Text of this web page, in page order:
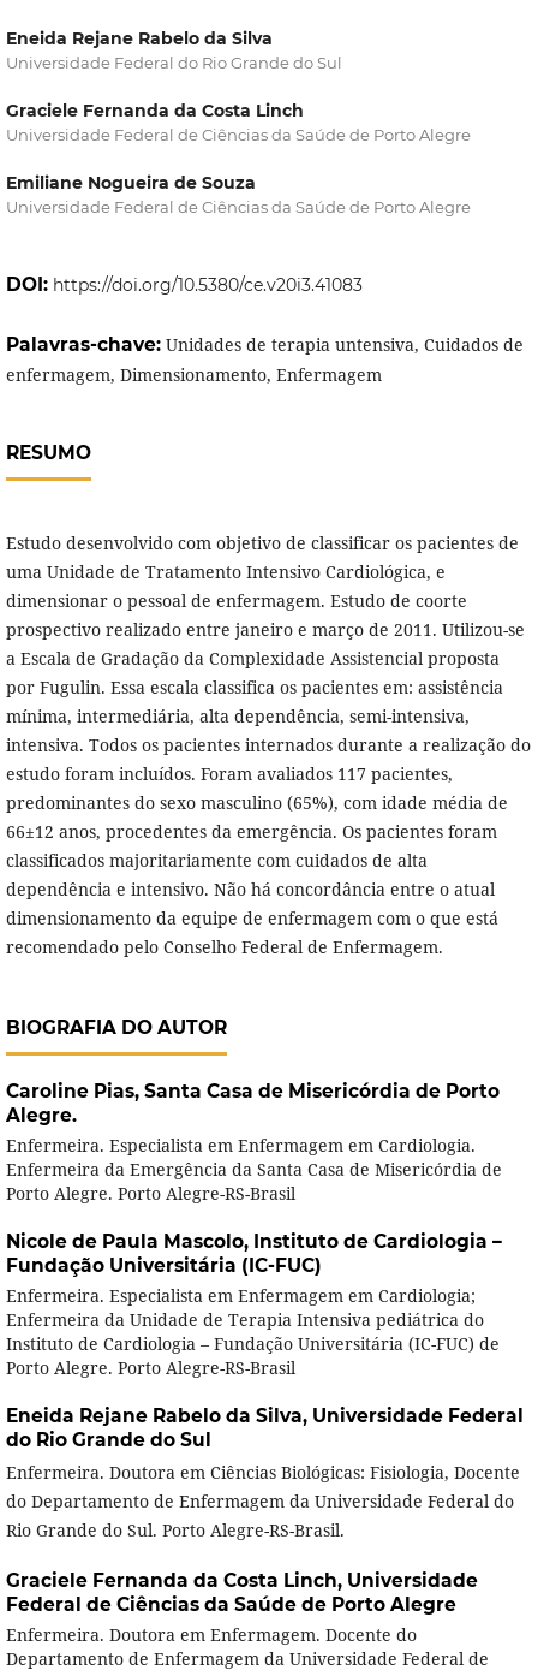
Eneida Rejane Rabelo da Silva
Universidade Federal do Rio Grande do Sul
Graciele Fernanda da Costa Linch
Universidade Federal de Ciências da Saúde de Porto Alegre
Emiliane Nogueira de Souza
Universidade Federal de Ciências da Saúde de Porto Alegre
DOI: https://doi.org/10.5380/ce.v20i3.41083
Palavras-chave: Unidades de terapia untensiva, Cuidados de
enfermagem, Dimensionamento, Enfermagem
RESUMO
Estudo desenvolvido com objetivo de classificar os pacientes de
uma Unidade de Tratamento Intensivo Cardiológica, e
dimensionar o pessoal de enfermagem. Estudo de coorte
prospectivo realizado entre janeiro e março de 2011. Utilizou-se
a Escala de Gradação da Complexidade Assistencial proposta
por Fugulin. Essa escala classifica os pacientes em: assistência
mínima, intermediária, alta dependência, semi-intensiva,
intensiva. Todos os pacientes internados durante a realização do
estudo foram incluídos. Foram avaliados 117 pacientes,
predominantes do sexo masculino (65%), com idade média de
66±12 anos, procedentes da emergência. Os pacientes foram
classificados majoritariamente com cuidados de alta
dependência e intensivo. Não há concordância entre o atual
dimensionamento da equipe de enfermagem com o que está
recomendado pelo Conselho Federal de Enfermagem.
BIOGRAFIA DO AUTOR
Caroline Pias, Santa Casa de Misericórdia de Porto
Alegre.
Enfermeira. Especialista em Enfermagem em Cardiologia.
Enfermeira da Emergência da Santa Casa de Misericórdia de
Porto Alegre. Porto Alegre-RS-Brasil
Nicole de Paula Mascolo, Instituto de Cardiologia –
Fundação Universitária (IC-FUC)
Enfermeira. Especialista em Enfermagem em Cardiologia;
Enfermeira da Unidade de Terapia Intensiva pediátrica do
Instituto de Cardiologia – Fundação Universitária (IC-FUC) de
Porto Alegre. Porto Alegre-RS-Brasil
Eneida Rejane Rabelo da Silva, Universidade Federal
do Rio Grande do Sul
Enfermeira. Doutora em Ciências Biológicas: Fisiologia, Docente
do Departamento de Enfermagem da Universidade Federal do
Rio Grande do Sul. Porto Alegre-RS-Brasil.
Graciele Fernanda da Costa Linch, Universidade
Federal de Ciências da Saúde de Porto Alegre
Enfermeira. Doutora em Enfermagem. Docente do
Departamento de Enfermagem da Universidade Federal de